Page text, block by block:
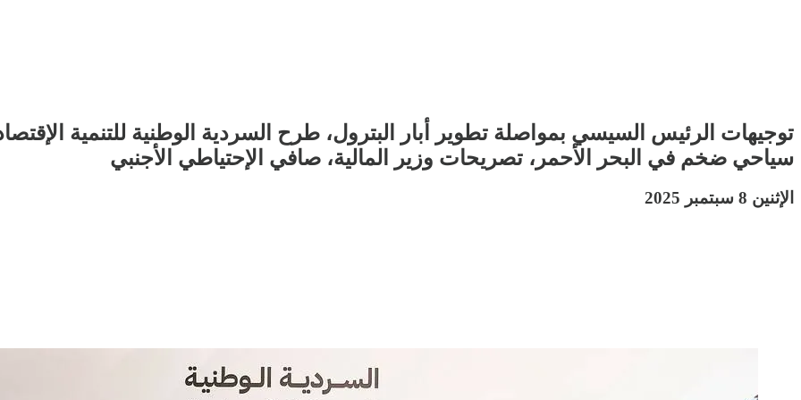
توجيهات الرئيس السيسي بمواصلة تطوير أبار البترول، طرح السردية الوطنية للتنمية
سياحي ضخم في البحر الأحمر، تصريحات وزير المالية، صافي الإحتياطي الأجنبي
الإثنين 8 سبتمبر 2025